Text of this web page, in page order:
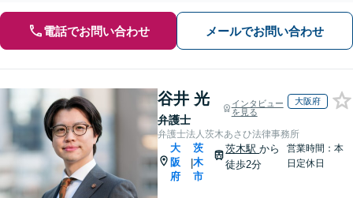
電話でお問い合わせ メールでお問い合わせ
谷井 光
弁護士
インタビュー
を見る
大阪府
弁護士法人茨木あさひ法律事務所
大
阪
府
|
茨
木
市
茨木駅から
徒歩2分
営業時間：本
日定休日